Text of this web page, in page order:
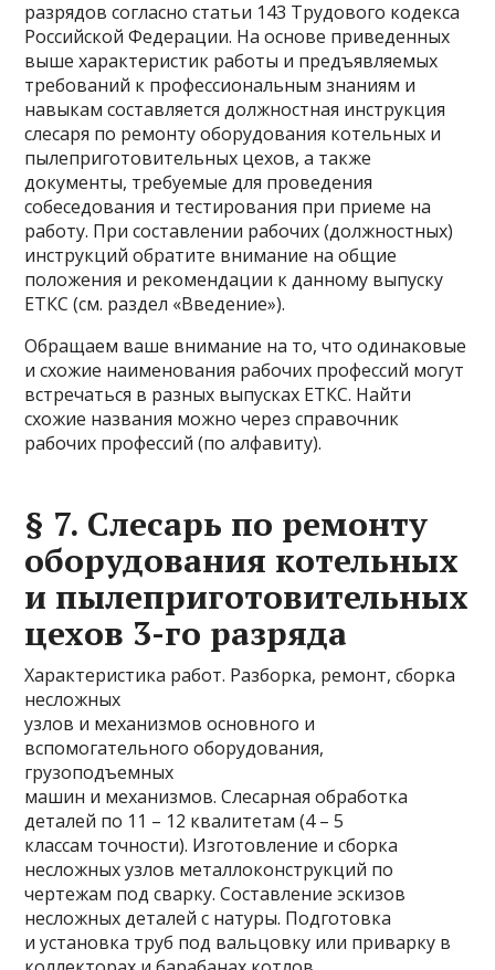
разрядов согласно статьи 143 Трудового кодекса
Российской Федерации. На основе приведенных
выше характеристик работы и предъявляемых
требований к профессиональным знаниям и
навыкам составляется должностная инструкция
слесаря по ремонту оборудования котельных и
пылеприготовительных цехов, а также
документы, требуемые для проведения
собеседования и тестирования при приеме на
работу. При составлении рабочих (должностных)
инструкций обратите внимание на общие
положения и рекомендации к данному выпуску
ЕТКС (см. раздел «Введение»).
Обращаем ваше внимание на то, что одинаковые
и схожие наименования рабочих профессий могут
встречаться в разных выпусках ЕТКС. Найти
схожие названия можно через справочник
рабочих профессий (по алфавиту).
§ 7. Слесарь по ремонту
оборудования котельных
и пылеприготовительных
цехов 3-го разряда
Характеристика работ. Разборка, ремонт, сборка
несложных
узлов и механизмов основного и
вспомогательного оборудования,
грузоподъемных
машин и механизмов. Слесарная обработка
деталей по 11 – 12 квалитетам (4 – 5
классам точности). Изготовление и сборка
несложных узлов металлоконструкций по
чертежам под сварку. Составление эскизов
несложных деталей с натуры. Подготовка
и установка труб под вальцовку или приварку в